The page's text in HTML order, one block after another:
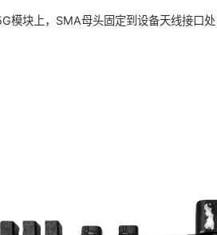
模块上，SMA母头固定到设备天线接口处